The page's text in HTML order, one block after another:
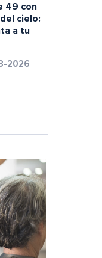
49 con
cielo:
a tu
2026